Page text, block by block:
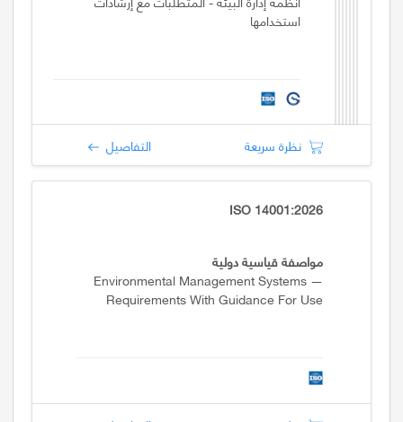
استخدامها
نظرة سريعة التفاصيل
ISO 14001:2026
مواصفة قياسية دولية
Environmental Management Systems —
Requirements With Guidance For Use